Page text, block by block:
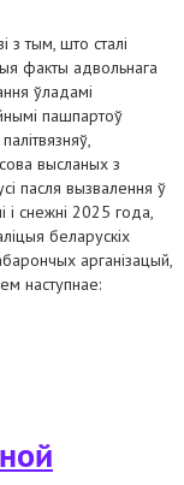
з тым, што сталі
факты адвольнага
ўладамі
пашпартоў
высланых з
пасля вызвалення ў
і снежні 2025 года,
беларускіх
арганізацый,
наступнае:
адвольнага
рэспублікі